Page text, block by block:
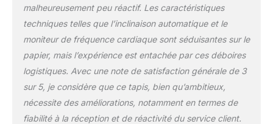
malheureusement peu réactif. Les caractéristiques
techniques telles que l’inclinaison automatique et le
moniteur de fréquence cardiaque sont séduisantes sur le
papier, mais l’expérience est entachée par ces déboires
logistiques. Avec une note de satisfaction générale de 3
sur 5, je considère que ce tapis, bien qu’ambitieux,
nécessite des améliorations, notamment en termes de
fiabilité à la réception et de réactivité du service client.